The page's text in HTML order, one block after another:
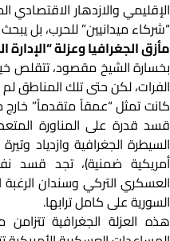
الإقليمي والازدهار
“شركاء ميدانيين” للحرب، بل
مأزق الجغرافيا وعزلة “الإدارة
بخسارة الشيخ مقصود، تتقلص
الفرات، لكن حتى تلك المناطق
كانت تمثل “عمقاً متقدماً”
قسد قدرة على المناورة
السيطرة الجغرافية وازدياد
أمريكية ضمنية)، تجد قسد
العسكري التركي وسندان
السورية على كامل ترابها.
هذه العزلة الجغرافية